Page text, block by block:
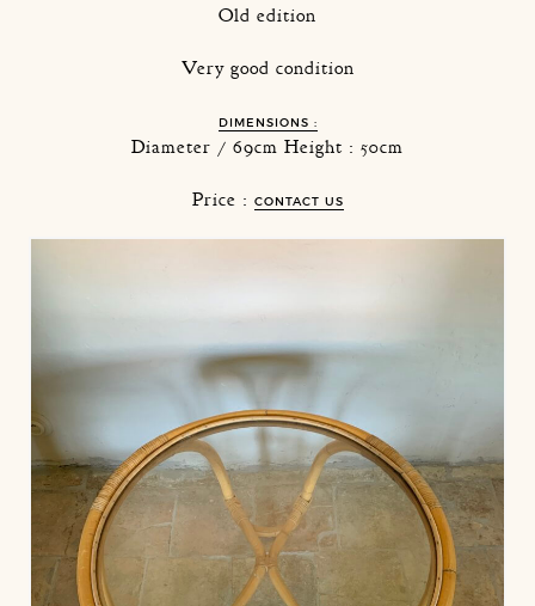
Old edition
Very good condition
DIMENSIONS :
Diameter / 69cm Height : 50cm
Price : CONTACT US